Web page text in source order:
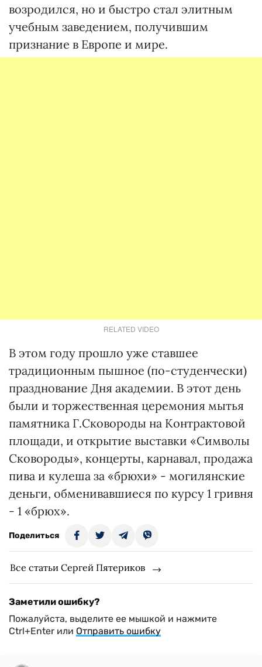
возродился, но и быстро стал элитным
учебным заведением, получившим
признание в Европе и мире.
RELATED VIDEO
В этом году прошло уже ставшее
традиционным пышное (по-студенчески)
празднование Дня академии. В этот день
были и торжественная церемония мытья
памятника Г.Сковороды на Контрактовой
площади, и открытие выставки «Символы
Сковороды», концерты, карнавал, продажа
пива и кулеша за «брюхи» - могилянские
деньги, обменивавшиеся по курсу 1 гривня
- 1 «брюх».
Поделиться
Все статьи Сергей Пятериков
Заметили ошибку?
Пожалуйста, выделите ее мышкой и нажмите
Ctrl+Enter или Отправить ошибку